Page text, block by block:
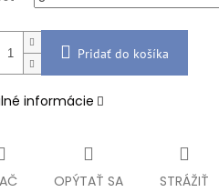
Pridať do košíka
informácie
OPÝTAŤ SA STRÁŽIŤ